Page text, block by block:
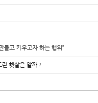
들고 키우고자 하는 행위”
햇살은 알까？